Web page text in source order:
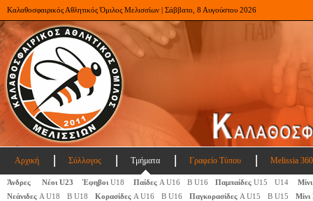
Καλαθοσφαιρικός Αθλητικός Όμιλος Μελισσίων | Σάββατο, 8 Αυγούστου 2026
Αρχική Σύλλογος Τμήματα Γραφείο Τύπου Melissia
Άνδρες Νέοι U23 Έφηβοι U18 Παίδες Α U16 Β U16 Παμπαίδες U15 U14
Νεάνιδες Α U18 Β U18 Κορασίδες Α U16 Β U16 Παγκορασίδες A U15 Β U15